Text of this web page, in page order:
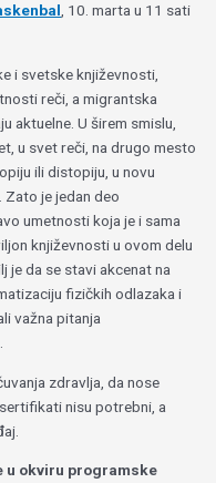
, 10. marta u 11 sati
i svetske književnosti,
reči, a migrantska
aktuelne. U širem smislu,
u svet reči, na drugo mesto
ili distopiju, u novu
Zato je jedan deo
umetnosti koja je i sama
književnosti u ovom delu
je da se stavi akcenat na
fizičkih odlazaka i
važna pitanja
zdravlja, da nose
nisu potrebni, a
u okviru programske